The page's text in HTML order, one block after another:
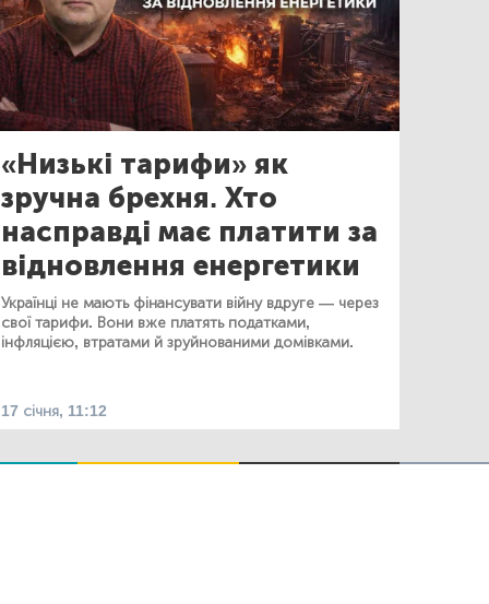
«Низькі тарифи» як
зручна брехня. Хто
насправді має платити за
відновлення енергетики
Українці не мають фінансувати війну вдруге — через
свої тарифи. Вони вже платять податками,
інфляцією, втратами й зруйнованими домівками.
17 січня, 11:12